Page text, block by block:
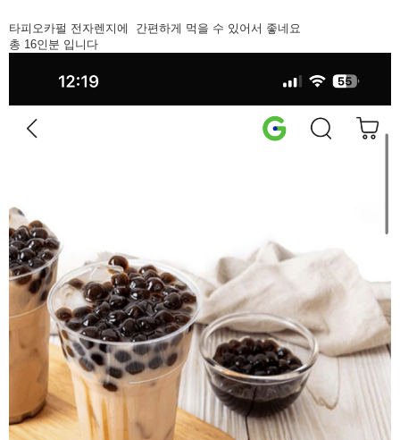
타피오카펄 전자렌지에 간편하게 먹을 수 있어서 좋네요
총 16인분 입니다